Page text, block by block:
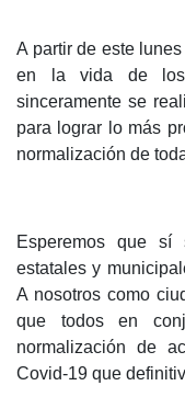
A partir de este
en la vida de los
sinceramente se
para lograr lo más
normalización de
Esperemos que sí
estatales y
A nosotros como
que todos en
normalización de
Covid-19 que